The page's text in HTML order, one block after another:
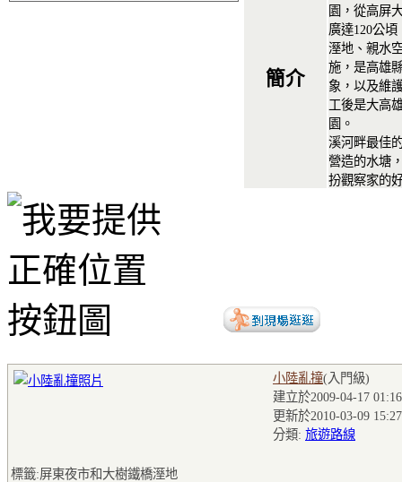
簡介
園，從高屏
廣達120公
溼地、親水
施，是高雄
象，以及維
工後是大高
園。 舊
溪河畔最佳
營造的水塘
扮觀察家的
小陸亂撞(入門級)
建立於2009-04-17
更新於2010-03-09
分類: 旅遊路線
標籤:屏東夜市和大樹鐵橋溼地